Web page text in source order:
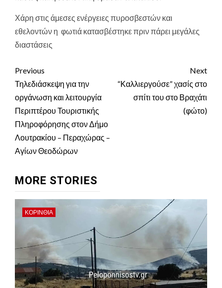
Χάρη στις άμεσες ενέργειες πυροσβεστών και
εθελοντών η φωτιά κατασβέστηκε πριν πάρει μεγάλες
διαστάσεις
Continue
Reading
Previous
Τηλεδιάσκεψη για την
οργάνωση και λειτουργία
Περιπτέρου Τουριστικής
Πληροφόρησης στον Δήμο
Λουτρακίου – Περαχώρας –
Αγίων Θεοδώρων
Next
“Καλλιεργούσε” χασίς στο
σπίτι του στο Βραχάτι
(φώτο)
MORE STORIES
ΚΟΡΙΝΘΊΑ